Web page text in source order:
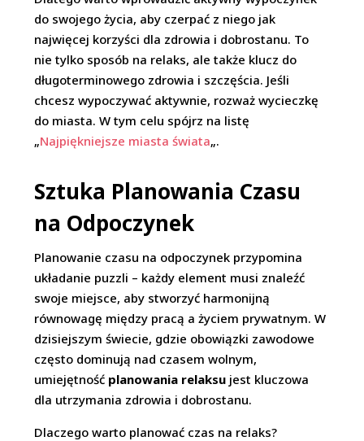
do swojego życia, aby czerpać z niego jak
najwięcej korzyści dla zdrowia i dobrostanu. To
nie tylko sposób na relaks, ale także klucz do
długoterminowego zdrowia i szczęścia. Jeśli
chcesz wypoczywać aktywnie, rozważ wycieczkę
do miasta. W tym celu spójrz na listę
„Najpiękniejsze miasta świata„.
Sztuka Planowania Czasu
na Odpoczynek
Planowanie czasu na odpoczynek przypomina
układanie puzzli – każdy element musi znaleźć
swoje miejsce, aby stworzyć harmonijną
równowagę między pracą a życiem prywatnym. W
dzisiejszym świecie, gdzie obowiązki zawodowe
często dominują nad czasem wolnym,
umiejętność planowania relaksu jest kluczowa
dla utrzymania zdrowia i dobrostanu.
Dlaczego warto planować czas na relaks?